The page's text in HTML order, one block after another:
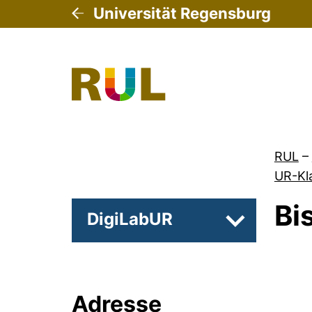
Universität Regensburg
RUL –
UR-
DigiLabUR Unterseiten
Adresse